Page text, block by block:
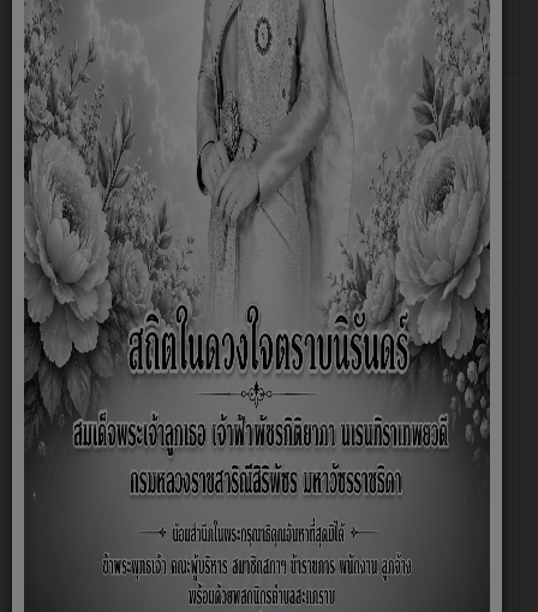
รายงานผลการดำเนินการโครงการ ประจำ
ปีงบประมาณ พ.ศ.2568
ฮิต: 87
รายงานความก้าวหน้าการดำเนินงานตาม
แผนการดำเนินงานประจำปีงบประ
มาณพ.ศ.2569 ไตรมาสที่1
ฮิต: 81
รายงานความก้าวหน้าการดำเนินงานตาม
แผนการดำเนินงานประจำปีงบประ
มาณพ.ศ.2569 ไตรมาสที่ 2
ฮิต: 72
รายงานผลการดำเนินการโครงการ ประจำ
ปีงบประมาณ พ.ศ.2567
ฮิต: 341
แผนและความก้าวหน้าในการดำเนินงานและ
การใช้งบประมาณประจำปีพ.ศ.2568
Super
User
ฮิต: 344
รายงานผลการดำเนินงานประจำปี